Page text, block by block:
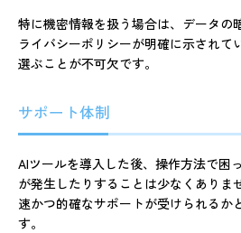
特に機密情報を扱う場合は、データの
ライバシーポリシーが明確に示されて
選ぶことが不可欠です。
サポート体制
AIツールを導入した後、操作方法で困
が発生したりすることは少なくありま
速かつ的確なサポートが受けられるか
す。